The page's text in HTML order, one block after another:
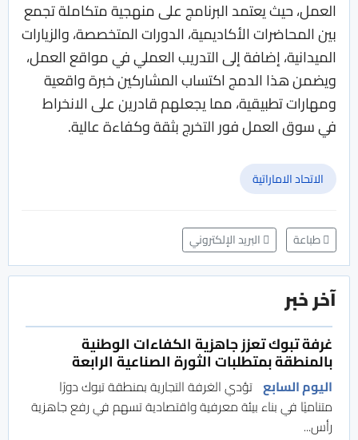
العمل، حيث يعتمد البرنامج على منهجية متكاملة تجمع
بين المحاضرات الأكاديمية، الدورات المتخصصة، والزيارات
الميدانية، إضافة إلى التدريب العملي في مواقع العمل،
ويضمن هذا الدمج اكتساب المشاركين خبرة واقعية
ومهارات تطبيقية، مما يجعلهم قادرين على الانخراط
في سوق العمل فور التخرج بثقة وكفاءة عالية.
الاتحاد الاماراتية
طباعة البريد الإلكتروني
آخر خبر
غرفة تبوك تعزز جاهزية الكفاءات الوطنية
بالمنطقة بمتطلبات الثورة الصناعية الرابعة
اليوم السابع تؤدي الغرفة التجارية بمنطقة تبوك دورًا
متناميًا في بناء بيئة معرفية واقتصادية تسهم في رفع جاهزية
رأس...